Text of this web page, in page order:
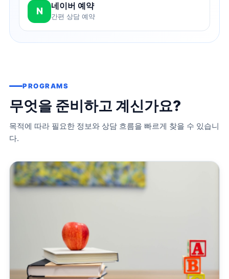
N 네이버 예약
간편 상담 예약
PROGRAMS
무엇을 준비하고 계신가요?
목적에 따라 필요한 정보와 상담 흐름을 빠르게 찾을 수 있습니
다.